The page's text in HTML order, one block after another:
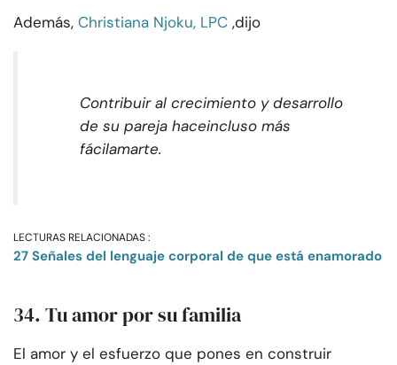
Además, Christiana Njoku, LPC ,dijo
Contribuir al crecimiento y desarrollo
de su pareja haceincluso más
fácilamarte.
LECTURAS RELACIONADAS :
27 Señales del lenguaje corporal de que está enamorado
34. Tu amor por su familia
El amor y el esfuerzo que pones en construir